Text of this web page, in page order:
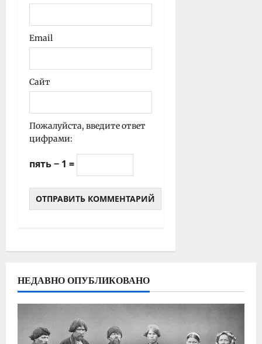
Email
Сайт
Пожалуйста, введите ответ
цифрами:
пять − 1 =
НЕДАВНО ОПУБЛИКОВАНО